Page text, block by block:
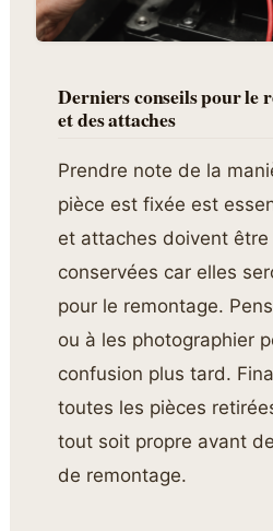
Derniers conseils pour le
et des attaches
Prendre note de la
pièce est fixée est
et attaches doivent
conservées car elles
pour le remontage.
ou à les photographier
confusion plus tard.
toutes les pièces
tout soit propre avant
de remontage.